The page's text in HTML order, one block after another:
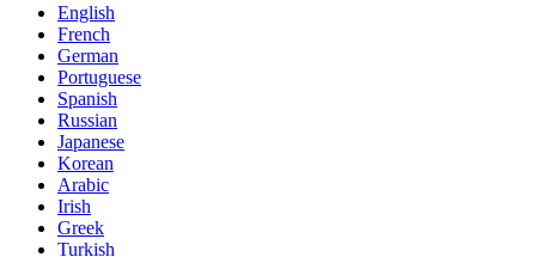
English
French
German
Portuguese
Spanish
Russian
Japanese
Korean
Arabic
Irish
Greek
Turkish